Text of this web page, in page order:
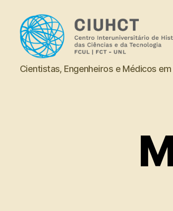
Dicionário
Cientistas, Engenheiros e Médicos